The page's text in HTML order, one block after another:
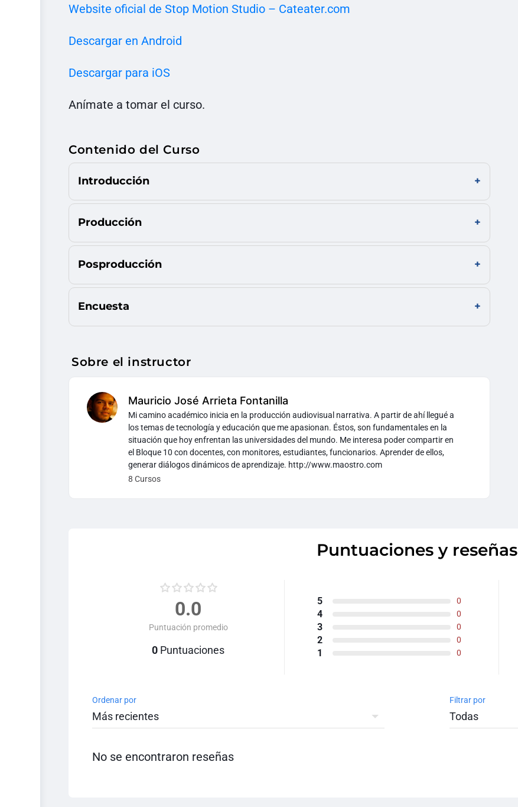
Website oficial de Stop Motion Studio – Cateater.com
Descargar en Android
Descargar para iOS
Anímate a tomar el curso.
Contenido del Curso
Introducción
Producción
Posproducción
Encuesta
Sobre el instructor
Mauricio José Arrieta Fontanilla
Mi camino académico inicia en la producción audiovisual narrativa. A partir de ahí llegué a
los temas de tecnología y educación que me apasionan. Éstos, son fundamentales en la
situación que hoy enfrentan las universidades del mundo. Me interesa poder compartir en
el Bloque 10 con docentes, con monitores, estudiantes, funcionarios. Aprender de ellos,
generar diálogos dinámicos de aprendizaje. http://www.maostro.com
8 Cursos
Puntuaciones y reseñas
0.0
Puntuación promedio
0 Puntuaciones
5 0
4 0
3 0
2 0
1 0
Ordenar por Filtrar por
No se encontraron reseñas